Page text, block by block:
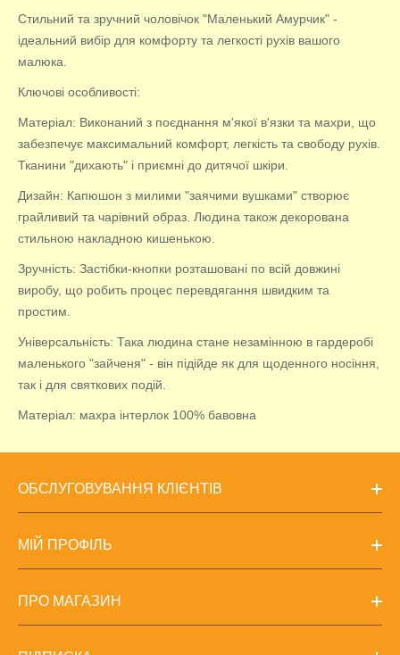
Стильний та зручний чоловічок "Маленький Амурчик" -
ідеальний вибір для комфорту та легкості рухів вашого
малюка.
Ключові особливості:
Матеріал: Виконаний з поєднання м'якої в'язки та махри, що
забезпечує максимальний комфорт, легкість та свободу рухів.
Тканини "дихають" і приємні до дитячої шкіри.
Дизайн: Капюшон з милими "заячими вушками" створює
грайливий та чарівний образ. Людина також декорована
стильною накладною кишенькою.
Зручність: Застібки-кнопки розташовані по всій довжині
виробу, що робить процес перевдягання швидким та
простим.
Універсальність: Така людина стане незамінною в гардеробі
маленького "зайченя" - він підійде як для щоденного носіння,
так і для святкових подій.
Матеріал: махра інтерлок 100% бавовна
ОБСЛУГОВУВАННЯ КЛІЄНТІВ
МІЙ ПРОФІЛЬ
ПРО МАГАЗИН